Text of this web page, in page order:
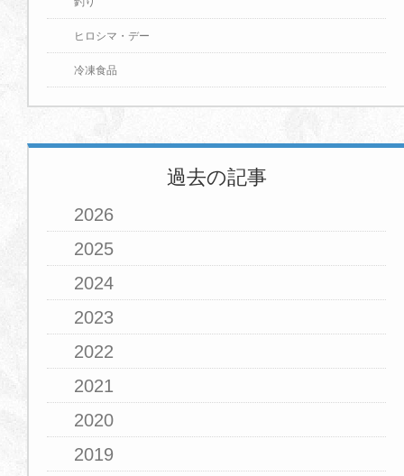
ヒロシマ・デー
冷凍食品
過去の記事
2026
2025
2024
2023
2022
2021
2020
2019